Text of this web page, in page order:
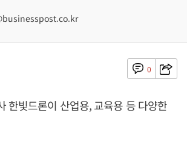
0
한빛드론이 산업용, 교육용 등 다양한